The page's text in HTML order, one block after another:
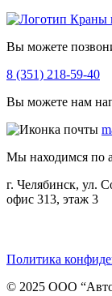
Вы можете
8 (351) 218-59-40
Вы можете нам
Мы находимся по
г. Челябинск, ул.
офис 313, этаж 3
Политика
© 2025 ООО